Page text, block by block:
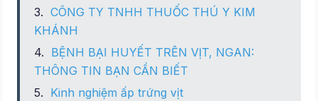
CÔNG TY TNHH THUỐC THÚ Y KIM
KHÁNH
BỆNH BẠI HUYẾT TRÊN VỊT, NGAN:
THÔNG TIN BẠN CẦN BIẾT
Kinh nghiệm ấp trứng vịt